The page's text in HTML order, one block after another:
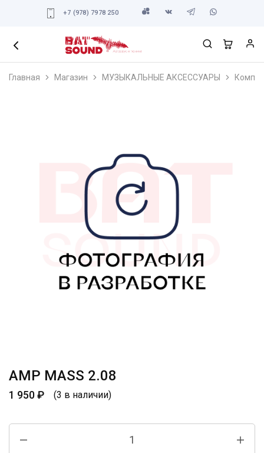
+7 (978) 7978 250
Главная Магазин МУЗЫКАЛЬНЫЕ АКСЕССУАРЫ
AMP MASS 2.08
1 950₽ (3 в наличии)